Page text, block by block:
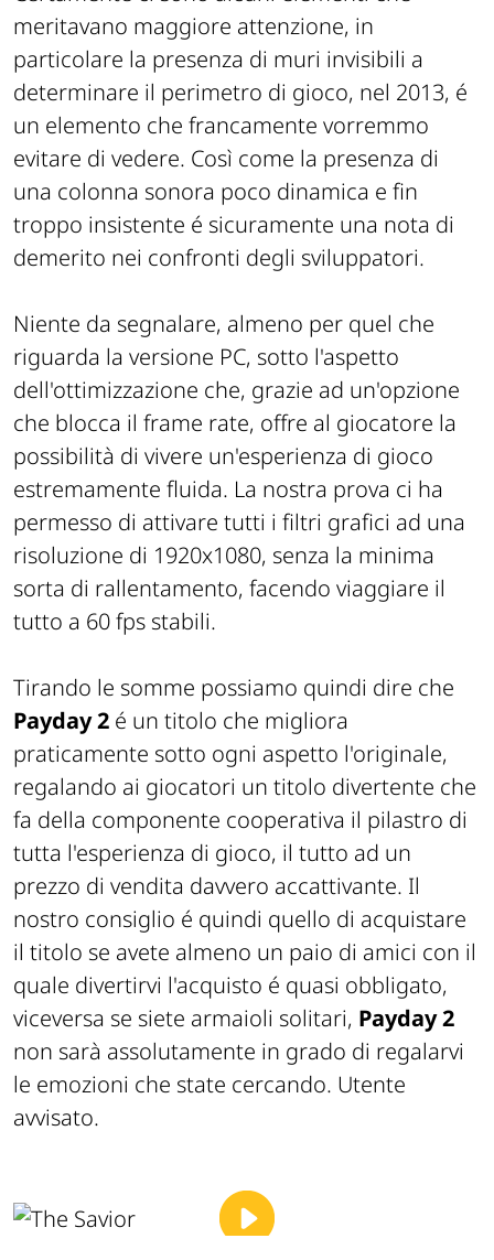
meritavano maggiore attenzione, in
particolare la presenza di muri invisibili a
determinare il perimetro di gioco, nel 2013, é
un elemento che francamente vorremmo
evitare di vedere. Così come la presenza di
una colonna sonora poco dinamica e fin
troppo insistente é sicuramente una nota di
demerito nei confronti degli sviluppatori.
Niente da segnalare, almeno per quel che
riguarda la versione PC, sotto l'aspetto
dell'ottimizzazione che, grazie ad un'opzione
che blocca il frame rate, offre al giocatore la
possibilità di vivere un'esperienza di gioco
estremamente fluida. La nostra prova ci ha
permesso di attivare tutti i filtri grafici ad una
risoluzione di 1920x1080, senza la minima
sorta di rallentamento, facendo viaggiare il
tutto a 60 fps stabili.
Tirando le somme possiamo quindi dire che
Payday 2 é un titolo che migliora
praticamente sotto ogni aspetto l'originale,
regalando ai giocatori un titolo divertente che
fa della componente cooperativa il pilastro di
tutta l'esperienza di gioco, il tutto ad un
prezzo di vendita davvero accattivante. Il
nostro consiglio é quindi quello di acquistare
il titolo se avete almeno un paio di amici con il
quale divertirvi l'acquisto é quasi obbligato,
viceversa se siete armaioli solitari, Payday 2
non sarà assolutamente in grado di regalarvi
le emozioni che state cercando. Utente
avvisato.